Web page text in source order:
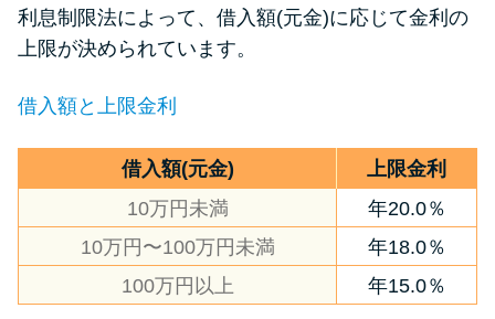
利息制限法によって、借入額(元金)に応じて金利の
上限が決められています。
借入額と上限金利
借入額(元金)
上限金利
10万円未満
年20.0％
10万円〜100万円未満
年18.0％
100万円以上
年15.0％